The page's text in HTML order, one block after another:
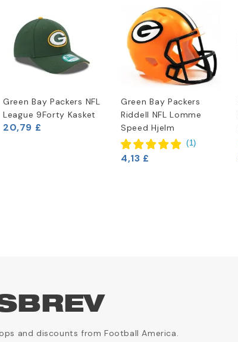
Green Bay Packers NFL
League 9Forty Kasket
20,79 £
Green Bay Packers
Riddell NFL Lomme
Speed Hjelm
(1)
4,13 £
and discounts from Football America.